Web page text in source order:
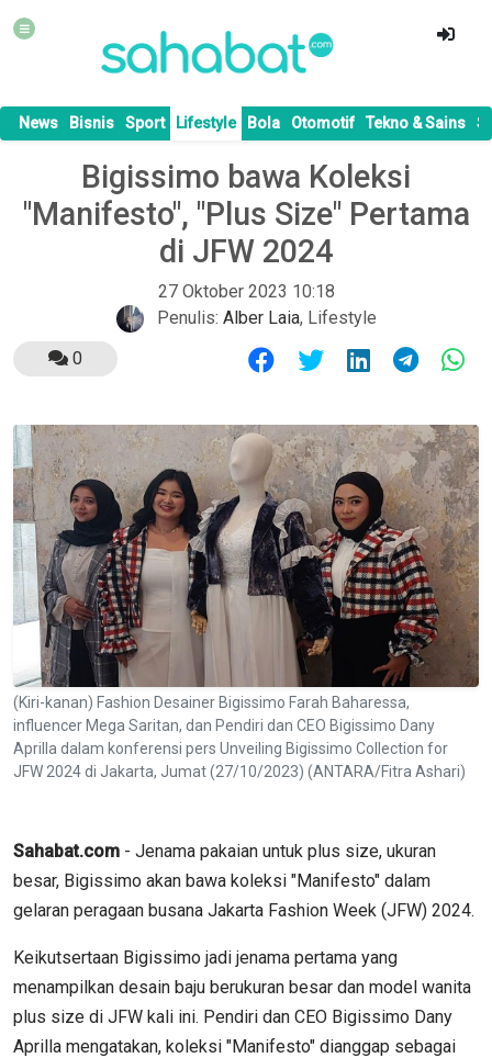
News Bisnis Sport Lifestyle Bola Otomotif Tekno & Sains
Bigissimo bawa Koleksi
"Manifesto", "Plus Size" Pertama
di JFW 2024
27 Oktober 2023 10:18
Penulis: Alber Laia, Lifestyle
0
(Kiri-kanan) Fashion Desainer Bigissimo Farah Baharessa,
influencer Mega Saritan, dan Pendiri dan CEO Bigissimo Dany
Aprilla dalam konferensi pers Unveiling Bigissimo Collection for
JFW 2024 di Jakarta, Jumat (27/10/2023) (ANTARA/Fitra Ashari)
Sahabat.com - Jenama pakaian untuk plus size, ukuran
besar, Bigissimo akan bawa koleksi "Manifesto" dalam
gelaran peragaan busana Jakarta Fashion Week (JFW) 2024.
Keikutsertaan Bigissimo jadi jenama pertama yang
menampilkan desain baju berukuran besar dan model wanita
plus size di JFW kali ini. Pendiri dan CEO Bigissimo Dany
Aprilla mengatakan, koleksi "Manifesto" dianggap sebagai